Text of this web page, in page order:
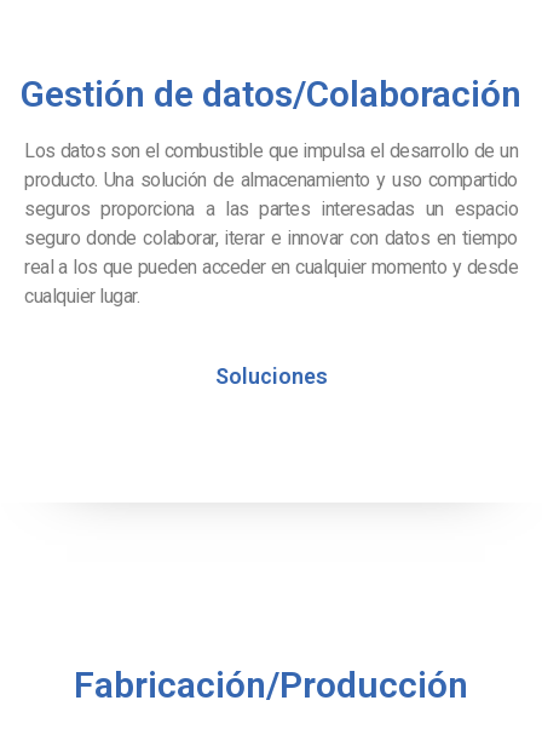
Gestión de datos/Colaboración
Los datos son el combustible que impulsa el desarrollo de un
producto. Una solución de almacenamiento y uso compartido
seguros proporciona a las partes interesadas un espacio
seguro donde colaborar, iterar e innovar con datos en tiempo
real a los que pueden acceder en cualquier momento y desde
cualquier lugar.
Soluciones
Fabricación/Producción